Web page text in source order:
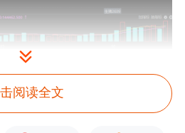
肉均价为12.41元/公
。”卓创资讯生猪分
阅读全文